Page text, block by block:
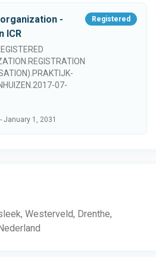
-
ICR
07-
Registered
- January 1, 2031
Westerveld, Drenthe,